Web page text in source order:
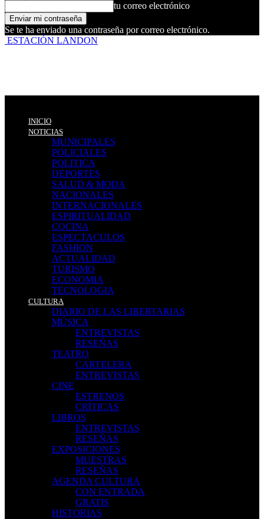
tu correo electrónico
Se te ha enviado una contraseña por correo electrónico.
ESTACIÓN LANDON
INICIO
NOTICIAS
MUNICIPALES
POLICIALES
POLITICA
DEPORTES
SALUD & MODA
NACIONALES
INTERNACIONALES
ESPIRITUALIDAD
COCINA
ESPECTACULOS
FASHION
ACTUALIDAD
TURISMO
ECONOMIA
TECNOLOGIA
CULTURA
DIARIO DE LAS LIBERTARIAS
MÚSICA
ENTREVISTAS
RESEÑAS
TEATRO
CARTELERA
ENTREVISTAS
CINE
ESTRENOS
CRÍTICAS
LIBROS
ENTREVISTAS
RESEÑAS
EXPOSICIONES
MUESTRAS
RESEÑAS
AGENDA CULTURA
CON ENTRADA
GRATIS
HISTORIAS